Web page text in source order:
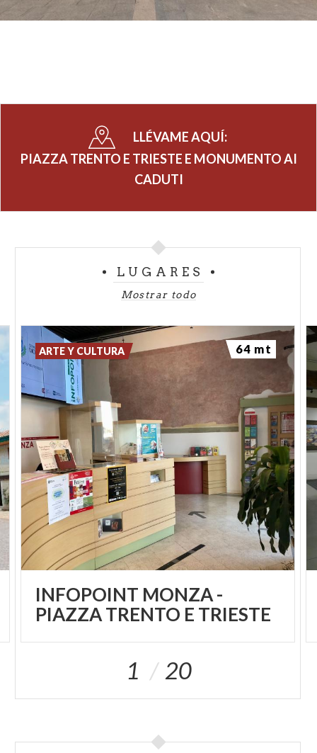
LLÉVAME AQUÍ:
PIAZZA TRENTO E TRIESTE E MONUMENTO AI
CADUTI
LUGARES
Mostrar todo
INFOPOINT MONZA -
PIAZZA TRENTO E TRIESTE
ARTE Y CULTURA 64 mt
1 20